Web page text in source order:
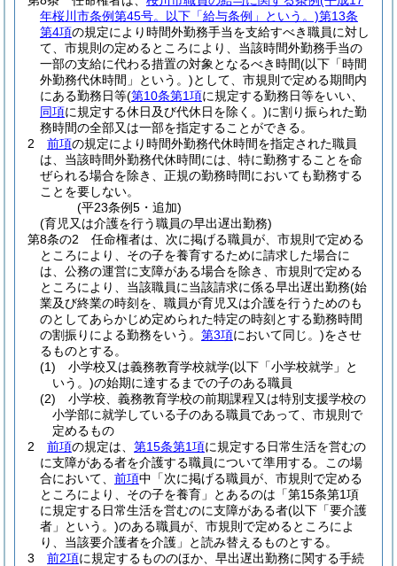
年桜川市条例第45号。以下「給与条例」という。)第13条
第4項の規定により時間外勤務手当を支給すべき職員に対し
て、市規則の定めるところにより、当該時間外勤務手当の
一部の支給に代わる措置の対象となるべき時間(以下「時間
外勤務代休時間」という。)として、市規則で定める期間内
にある勤務日等(第10条第1項に規定する勤務日等をいい、
同項に規定する休日及び代休日を除く。)に割り振られた勤
務時間の全部又は一部を指定することができる。
2
前項の規定により時間外勤務代休時間を指定された職員
は、当該時間外勤務代休時間には、特に勤務することを命
ぜられる場合を除き、正規の勤務時間においても勤務する
ことを要しない。
(平23条例5・追加)
(育児又は介護を行う職員の早出遅出勤務)
第8条の2
任命権者は、次に掲げる職員が、市規則で定める
ところにより、その子を養育するために請求した場合に
は、公務の運営に支障がある場合を除き、市規則で定める
ところにより、当該職員に当該請求に係る早出遅出勤務(始
業及び終業の時刻を、職員が育児又は介護を行うためのも
のとしてあらかじめ定められた特定の時刻とする勤務時間
の割振りによる勤務をいう。 第3項において同じ。)をさせ
るものとする。
(1)
小学校又は義務教育学校就学(以下「小学校就学」と
いう。)の始期に達するまでの子のある職員
(2)
小学校、義務教育学校の前期課程又は特別支援学校の
小学部に就学している子のある職員であって、市規則で
定めるもの
2
前項の規定は、 第15条第1項に規定する日常生活を営むの
に支障がある者を介護する職員について準用する。
この場
合において、 前項中「次に掲げる職員が、市規則で定める
ところにより、その子を養育」とあるのは「第15条第1項
に規定する日常生活を営むのに支障がある者(以下「要介護
者」という。)のある職員が、市規則で定めるところによ
り、当該要介護者を介護」と読み替えるものとする。
3
前2項に規定するもののほか、早出遅出勤務に関する手続